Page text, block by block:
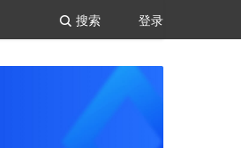
登录
搜索